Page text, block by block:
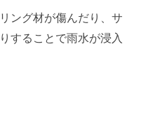
ング材が傷んだり、サ
することで雨水が浸入